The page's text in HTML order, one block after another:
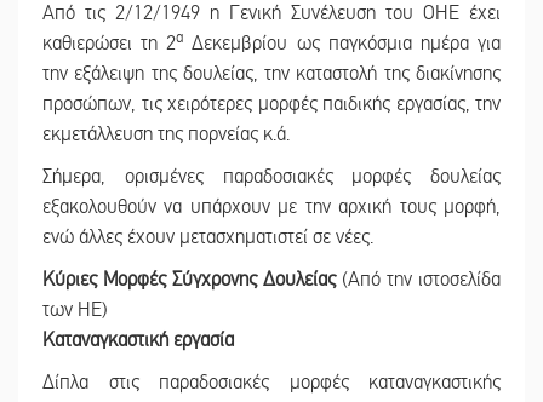
Από τις 2/12/1949 η Γενική Συνέλευση του ΟΗΕ έχει
καθιερώσει τη 2α Δεκεμβρίου ως παγκόσμια ημέρα για
την εξάλειψη της δουλείας, την καταστολή της διακίνησης
προσώπων, τις χειρότερες μορφές παιδικής εργασίας, την
εκμετάλλευση της πορνείας κ.ά.
Σήμερα, ορισμένες παραδοσιακές μορφές δουλείας
εξακολουθούν να υπάρχουν με την αρχική τους μορφή,
ενώ άλλες έχουν μετασχηματιστεί σε νέες.
Κύριες Μορφές Σύγχρονης Δουλείας(Από την ιστοσελίδα
των ΗΕ)
Καταναγκαστική εργασία
Δίπλα στις παραδοσιακές μορφές καταναγκαστικής